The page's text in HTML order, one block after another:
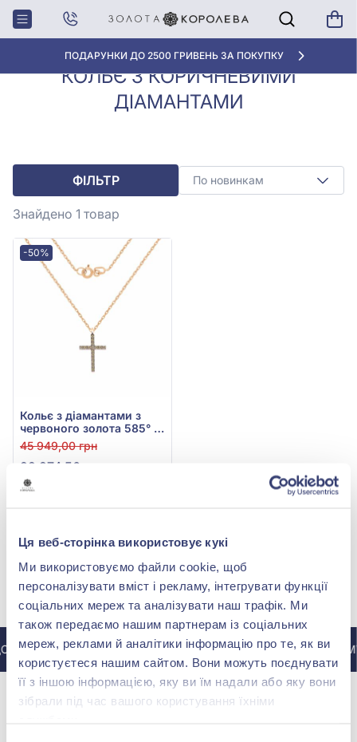
Ця веб-сторінка використовує кукі
Ми використовуємо файли cookie, щоб
персоналізувати вміст і рекламу, інтегрувати функції
соціальних мереж та аналізувати наш трафік. Ми
також передаємо нашим партнерам із соціальних
мереж, реклами й аналітики інформацію про те, як ви
користуєтеся нашим сайтом. Вони можуть поєднувати
її з іншою інформацією, яку ви їм надали або яку вони
зібрали під час вашого користування їхніми
ПОДАРУНКИ ДО 2500 ГРИВЕНЬ ЗА ПОКУПКУ
Головна
Колье з
діамантами
Кольє з коричневими
діамантами
КОЛЬЄ З КОРИЧНЕВИМИ
ДІАМАНТАМИ
ФІЛЬТР По новинкам
Знайдено 1 товар
-50%
Кольє з діамантами з
червоного золота 585° з
діамантом 0,09ct, арт. 1-
3100030к
45 949,00 грн
22 974,50 грн
(арт. 1-3100030к)
МИ У INSTAGRAM
@ZOLOTAKOROLEVA ДО ІНСТАГРАМУ